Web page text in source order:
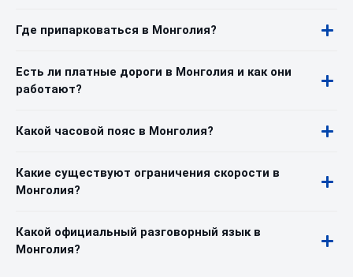
Где припарковаться в Монголия?
Есть ли платные дороги в Монголия и как они
работают?
Какой часовой пояс в Монголия?
Какие существуют ограничения скорости в
Монголия?
Какой официальный разговорный язык в
Монголия?